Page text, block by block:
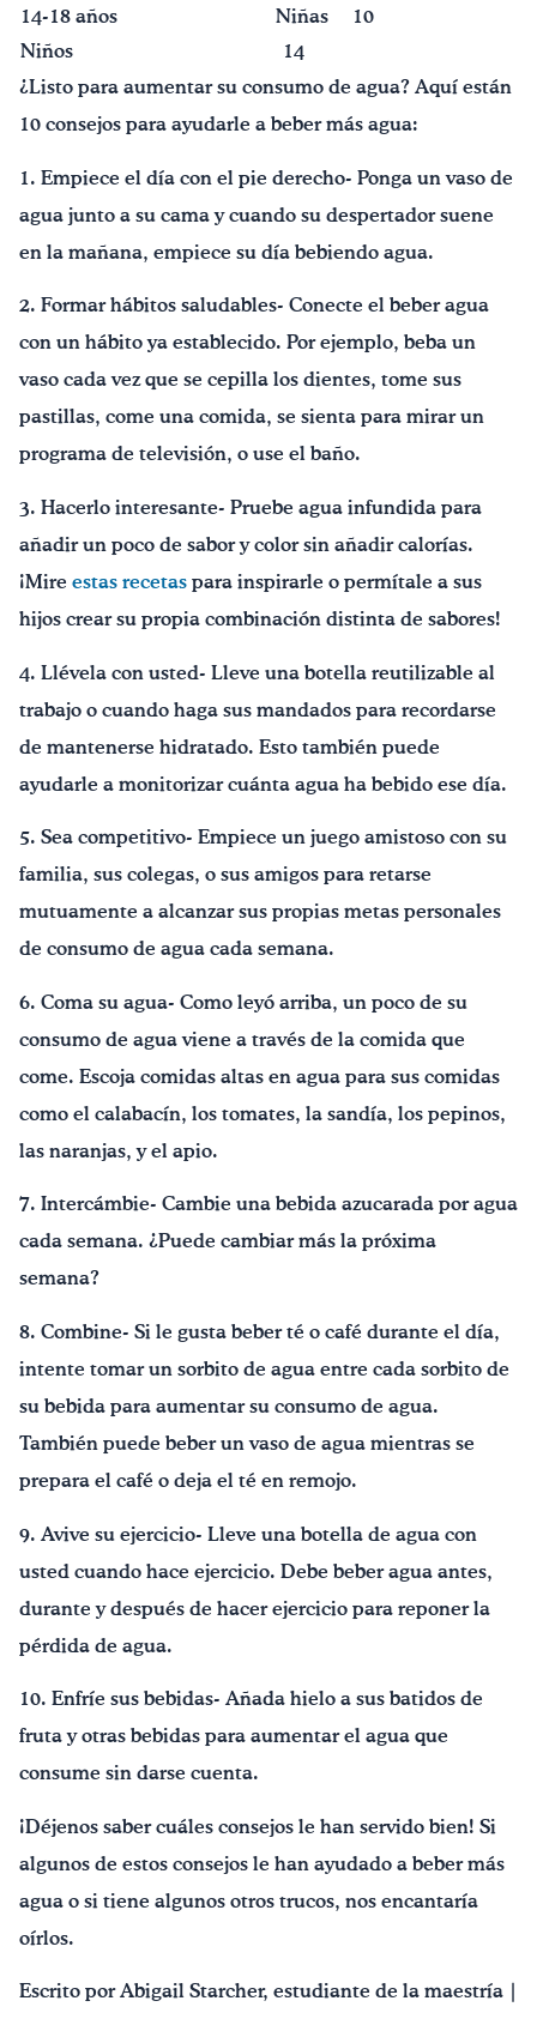
14-18 años Niñas
10
Niños
14
¿Listo para aumentar su consumo de agua? Aquí están
10 consejos para ayudarle a beber más agua:
1. Empiece el día con el pie derecho- Ponga un vaso de
agua junto a su cama y cuando su despertador suene
en la mañana, empiece su día bebiendo agua.
2. Formar hábitos saludables- Conecte el beber agua
con un hábito ya establecido. Por ejemplo, beba un
vaso cada vez que se cepilla los dientes, tome sus
pastillas, come una comida, se sienta para mirar un
programa de televisión, o use el baño.
3. Hacerlo interesante- Pruebe agua infundida para
añadir un poco de sabor y color sin añadir calorías.
¡Mire estas recetas para inspirarle o permítale a sus
hijos crear su propia combinación distinta de sabores!
4. Llévela con usted- Lleve una botella reutilizable al
trabajo o cuando haga sus mandados para recordarse
de mantenerse hidratado. Esto también puede
ayudarle a monitorizar cuánta agua ha bebido ese día.
5. Sea competitivo- Empiece un juego amistoso con su
familia, sus colegas, o sus amigos para retarse
mutuamente a alcanzar sus propias metas personales
de consumo de agua cada semana.
6. Coma su agua- Como leyó arriba, un poco de su
consumo de agua viene a través de la comida que
come. Escoja comidas altas en agua para sus comidas
como el calabacín, los tomates, la sandía, los pepinos,
las naranjas, y el apio.
7. Intercámbie- Cambie una bebida azucarada por agua
cada semana. ¿Puede cambiar más la próxima
semana?
8. Combine- Si le gusta beber té o café durante el día,
intente tomar un sorbito de agua entre cada sorbito de
su bebida para aumentar su consumo de agua.
También puede beber un vaso de agua mientras se
prepara el café o deja el té en remojo.
9. Avive su ejercicio- Lleve una botella de agua con
usted cuando hace ejercicio. Debe beber agua antes,
durante y después de hacer ejercicio para reponer la
pérdida de agua.
10. Enfríe sus bebidas- Añada hielo a sus batidos de
fruta y otras bebidas para aumentar el agua que
consume sin darse cuenta.
¡Déjenos saber cuáles consejos le han servido bien! Si
algunos de estos consejos le han ayudado a beber más
agua o si tiene algunos otros trucos, nos encantaría
oírlos.
Escrito por Abigail Starcher, estudiante de la maestría |